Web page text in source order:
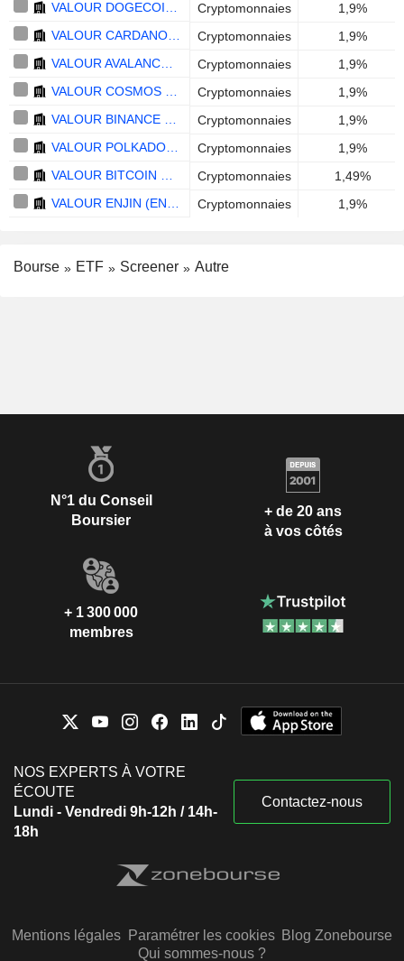
Cryptomonnaies
1,9%
Cryptomonnaies
1,9%
Cryptomonnaies
1,9%
Cryptomonnaies
1,9%
Cryptomonnaies
1,9%
Cryptomonnaies
1,9%
Cryptomonnaies
1,49%
Cryptomonnaies 1,9%
Bourse ETF Screener Autre
N°1 du Conseil
Boursier
+ de 20 ans
à vos côtés
+ 1 300 000
membres
NOS EXPERTS À VOTRE
ÉCOUTE
Lundi - Vendredi 9h-12h / 14h-
18h
Contactez-nous
Mentions légales Paramétrer les cookies Blog Zonebourse
Qui sommes-nous ?